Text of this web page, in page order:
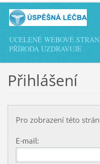
UCELENÉ WEBOVÉ
PŘÍRODA UZDRAVUJE
Přihlášení
Pro zobrazení této
E-mail: